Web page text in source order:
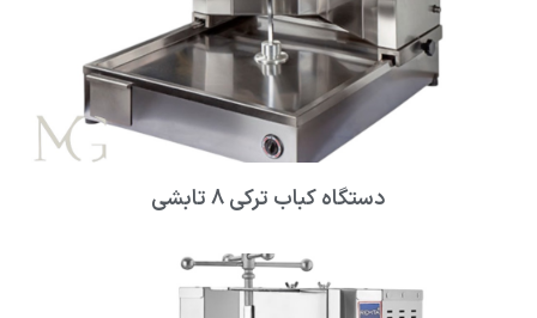
دستگاه کباب ترکی ۸ تابشی